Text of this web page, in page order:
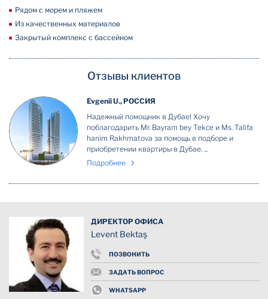
Рядом с морем и пляжем
Из качественных материалов
Закрытый комплекс с бассейном
Отзывы клиентов
Evgenii U., РОССИЯ
Надежный помощник в Дубае! Хочу
поблагодарить Mr. Bayram bey Tekce и Ms. Talifa
hanim Rakhmatova за помощь в подборе и
приобретении квартиры в Дубае. ...
Подробнее
ДИРЕКТОР ОФИСА
Levent Bektaş
ПОЗВОНИТЬ
ЗАДАТЬ ВОПРОС
WHATSAPP